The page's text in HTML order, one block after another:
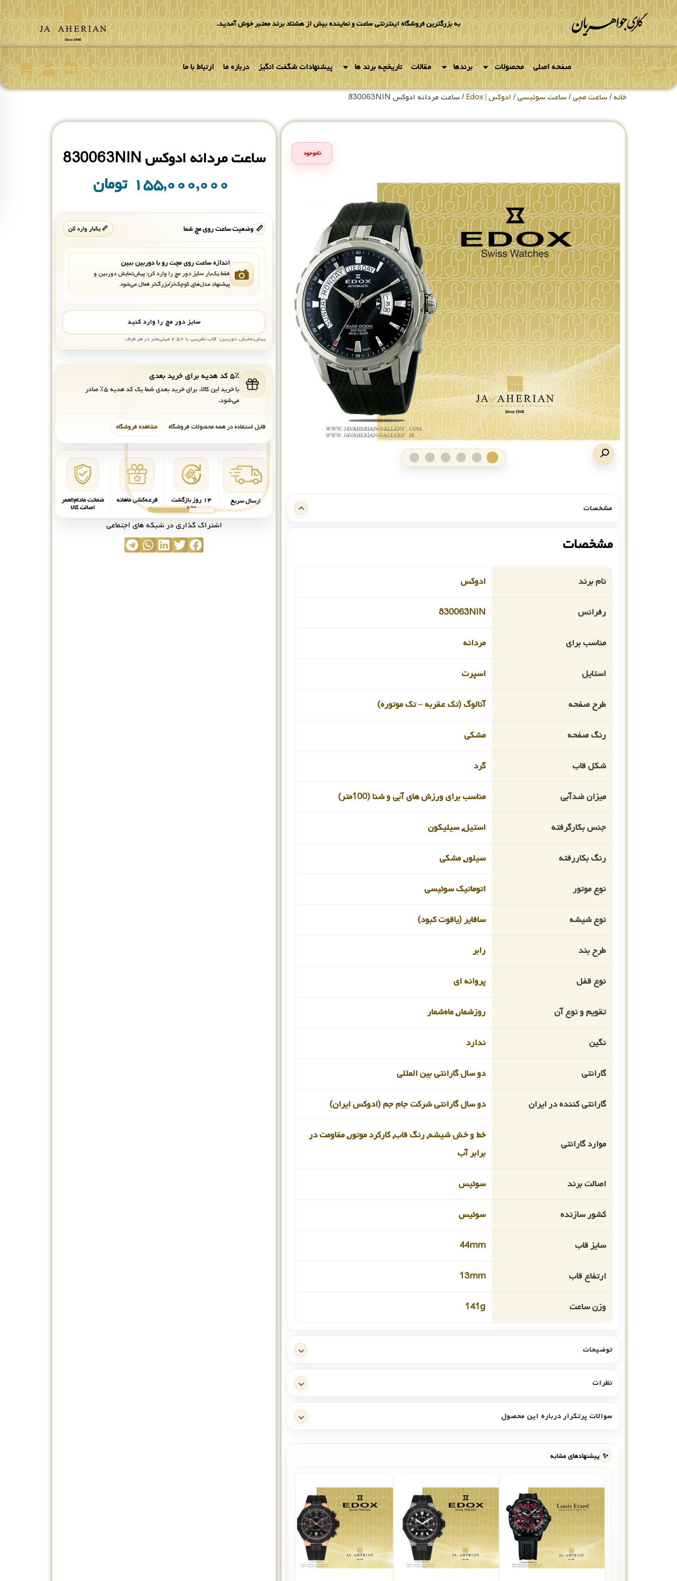
به بزرگترین فروشگاه اینترنتی ساعت و نماینده بیش از هشتاد برند معتبر خوش آمدید.
صفحه اصلی محصولات برندها مقالات تاریخچه برند ها پیشنهادات شگفت انگیز درباره ما ارتباط با ما
خانه/ساعت مچی/ساعت سوئیسی/ ادوکس | Edox / ساعت مردانه ادوکس 830063NIN
ناموجود
مشخصات
مشخصات
نام برند ادوکس
رفرانس 830063NIN
مناسب برای مردانه
استایل اسپرت
طرح صفحه آنالوگ (تک عقربه – تک موتوره)
رنگ صفحه مشکی
شکل قاب گرد
میزان ضدآبی مناسب برای ورزش های آبی و شنا (100متر)
جنس بکارگرفته استیل,سیلیکون
رنگ بکاررفته سیلور,مشکی
نوع موتور اتوماتیک سوئیسی
نوع شیشه سافایر (یاقوت کبود)
طرح بند رابر
نوع قفل پروانه ای
تقویم و نوع آن روزشمار,ماه‌شمار
نگین ندارد
گارانتی دو سال گارانتی بین المللی
گارانتی کننده در ایران دو سال گارانتی شرکت جام جم (ادوکس ایران)
موارد گارانتی
خط و خش شیشه,رنگ قاب,کارکرد موتور,مقاومت در
برابر آب
اصالت برند سوئیس
کشور سازنده سوئیس
سایز قاب 44mm
ارتفاع قاب 13mm
وزن ساعت 141g
توضیحات
نظرات
سوالات پرتکرار درباره این محصول
✨ پیشنهادهای مشابه
ساعت مردانه ادوکس 830063NIN
۱۵۵,۰۰۰,۰۰۰ تومان
📏 وضعیت ساعت روی مچ شما 📏 یکبار وارد کن
اندازه ساعت روی مچت رو با دوربین ببین
فقط یک‌بار سایز دور مچ را وارد کن؛ پیش‌نمایش دوربین و
پیشنهاد مدل‌های کوچک‌تر/بزرگ‌تر فعال می‌شود.
سایز دور مچ را وارد کنید
پیش‌نمایش دوربین: قاب تقریبی با +۲.۵ میلی‌متر در هر طرف
۵٪ کد هدیه برای خرید بعدی
با خرید این کالا، برای خرید بعدی شما یک کد هدیه۵٪ صادر
می‌شود.
قابل استفاده در همه محصولات فروشگاه مشاهده فروشگاه
ارسال سریع ۱۴ روز بازگشت
وجه
قرعه‌کشی ماهانه ضمانت مادام‌العمر
اصالت کالا
اشتراک گذاری در شبکه های اجتماعی